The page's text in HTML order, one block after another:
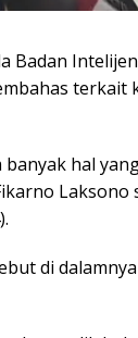
Badan
terkait
hal
Laksono
di